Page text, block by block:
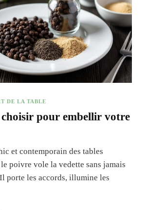
DE LA TABLE
pour embellir votre
et contemporain des tables
poivre vole la vedette sans jamais
porte les accords, illumine les